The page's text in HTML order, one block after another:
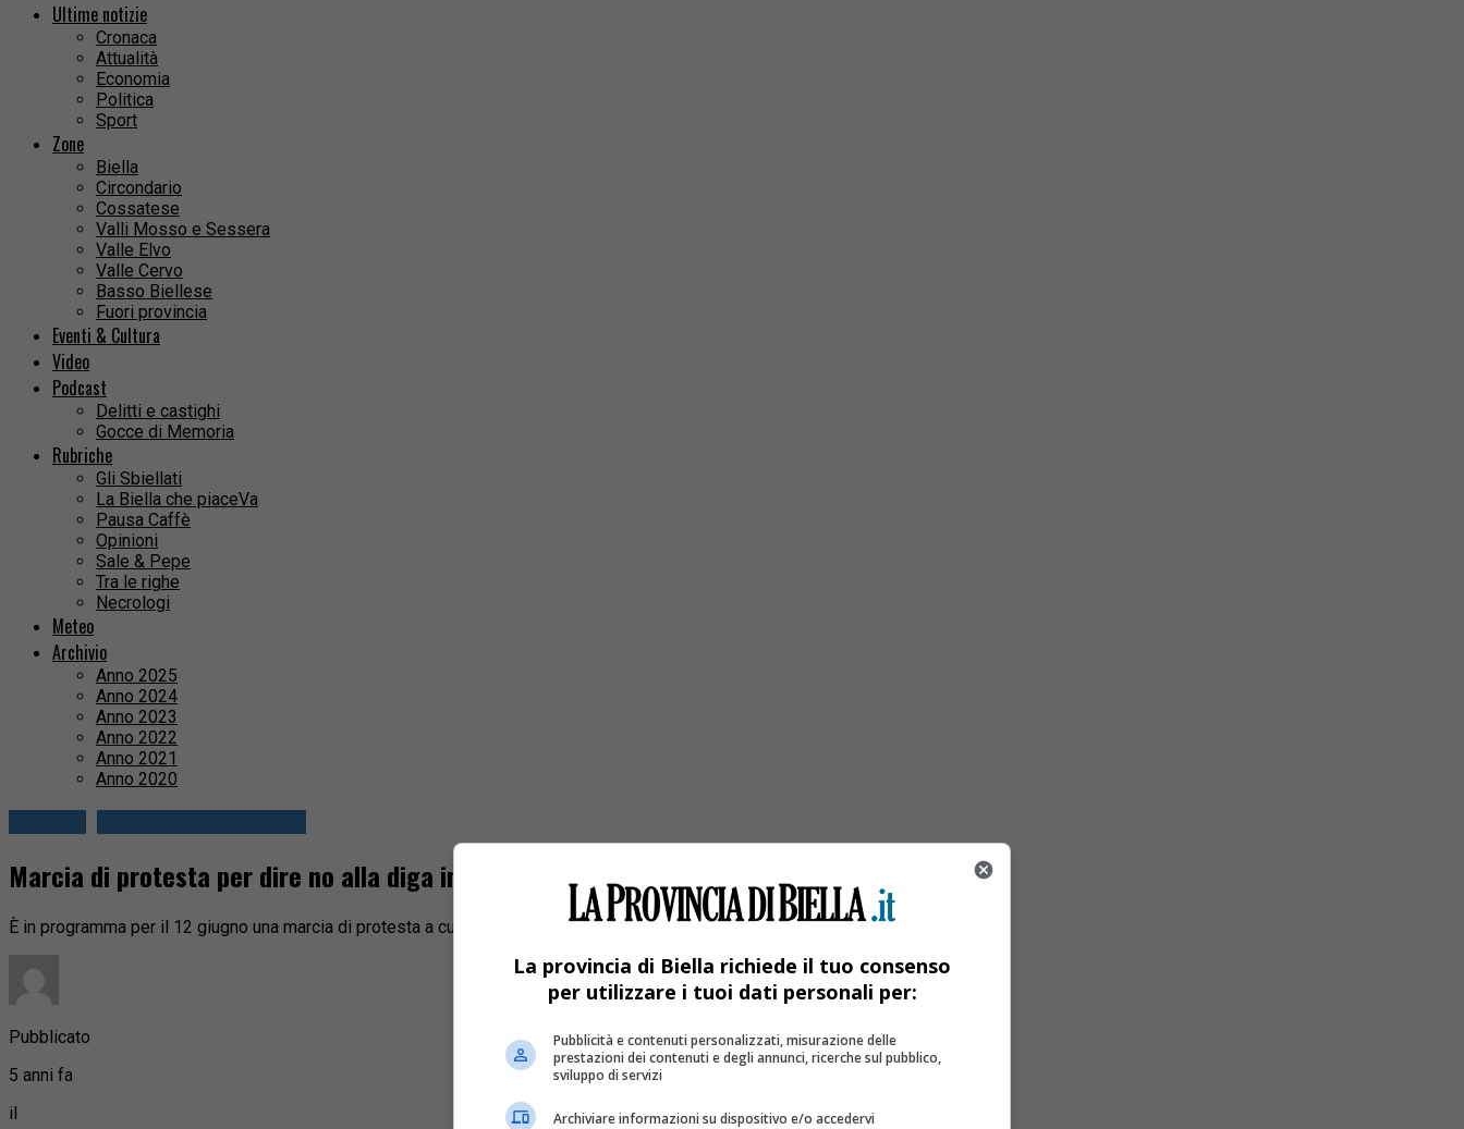
Ultime notizie
Cronaca
Attualità
Economia
Politica
Sport
Zone
Biella
Circondario
Cossatese
Valli Mosso e Sessera
Valle Elvo
Valle Cervo
Basso Biellese
Fuori provincia
Eventi & Cultura
Video
Podcast
Delitti e castighi
Gocce di Memoria
Rubriche
Gli Sbiellati
La Biella che piaceVa
Pausa Caffè
Opinioni
Sale & Pepe
Tra le righe
Necrologi
Meteo
Archivio
Anno 2025
Anno 2024
Anno 2023
Anno 2022
Anno 2021
Anno 2020
Marcia di protesta per dire no alla diga in Valsessera
È in programma per il 12 giugno una marcia di protesta a cura di Legambiente, “Custodiamo la Valsessera” e sezioni del Cai.
Pubblicato
5 anni fa
il
La provincia di Biella richiede il tuo consenso
per utilizzare i tuoi dati personali per:
Pubblicità e contenuti personalizzati, misurazione delle
prestazioni dei contenuti e degli annunci, ricerche sul pubblico,
sviluppo di servizi
Archiviare informazioni su dispositivo e/o accedervi